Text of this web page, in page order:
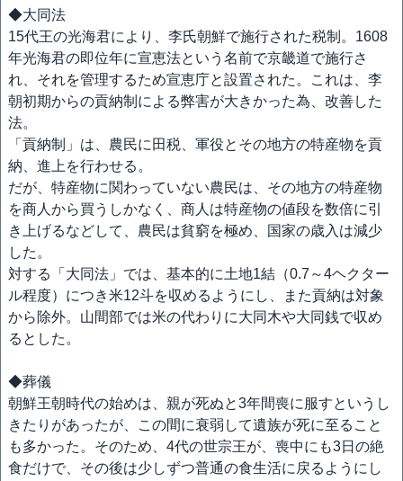
◆大同法
15代王の光海君により、李氏朝鮮で施行された税制。1608
年光海君の即位年に宣恵法という名前で京畿道で施行さ
れ、それを管理するため宣恵庁と設置された。これは、李
朝初期からの貢納制による弊害が大きかった為、改善した
法。
「貢納制」は、農民に田税、軍役とその地方の特産物を貢
納、進上を行わせる。
だが、特産物に関わっていない農民は、その地方の特産物
を商人から買うしかなく、商人は特産物の値段を数倍に引
き上げるなどして、農民は貧窮を極め、国家の歳入は減少
した。
対する「大同法」では、基本的に土地1結（0.7～4ヘクター
ル程度）につき米12斗を収めるようにし、また貢納は対象
から除外。山間部では米の代わりに大同木や大同銭で収め
るとした。
◆葬儀
朝鮮王朝時代の始めは、親が死ぬと3年間喪に服すというし
きたりがあったが、この間に衰弱して遺族が死に至ること
も多かった。そのため、4代の世宗王が、喪中にも3日の絶
食だけで、その後は少しずつ普通の食生活に戻るようにし